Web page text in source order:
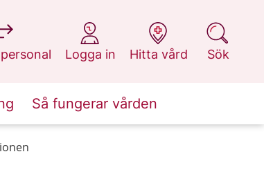
Logga in
på 1177.se
Hitta vård
på 1177.se
Sök
på 1177.se
Så fungerar vården